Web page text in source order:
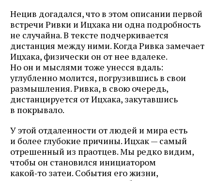
Нецив догадался, что в этом описании первой
встречи Ривки и Ицхака ни одна подробность
не случайна. В тексте подчеркивается
дистанция между ними. Когда Ривка замечает
Ицхака, физически он от нее вдалеке.
Но он и мыслями тоже унесся вдаль:
углубленно молится, погрузившись в свои
размышления. Ривка, в свою очередь,
дистанцируется от Ицхака, закутавшись
в покрывало.
У этой отдаленности от людей и мира есть
и более глубокие причины. Ицхак — самый
отрешенный из праотцев. Мы редко видим,
чтобы он становился инициатором
какой‑то затеи. События его жизни,